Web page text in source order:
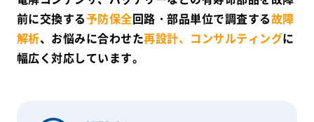
前に交換する予防保全回路・部品単位で調査する故障
解析、お悩みに合わせた再設計、コンサルティングに
幅広く対応しています。